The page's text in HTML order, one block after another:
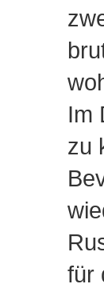
Im
zu
für